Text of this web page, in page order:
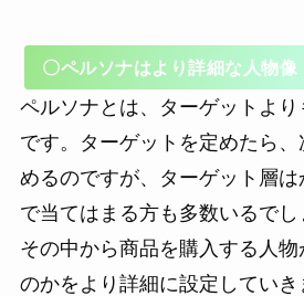
〇ペルソナはより詳細な人物像
ペルソナとは、ターゲットよ
です。ターゲットを定めたら
めるのですが、ターゲット層
で当てはまる方も多数いるでし
その中から商品を購入する人
のかをより詳細に設定してい